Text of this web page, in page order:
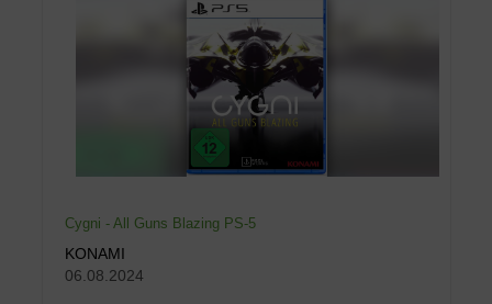
Cygni - All Guns Blazing PS-5
KONAMI
06.08.2024